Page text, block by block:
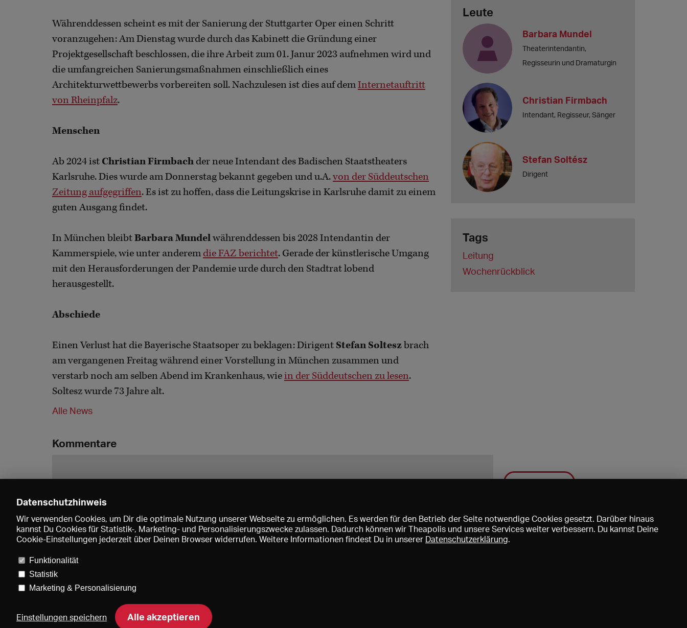
Währenddessen scheint es mit der Sanierung der Stuttgarter Oper einen Schritt
voranzugehen: Am Dienstag wurde durch das Kabinett die Gründung einer
Projektgesellschaft beschlossen, die ihre Arbeit zum 01. Janur 2023 aufnehmen wird und
die umfangreichen Sanierungsmaßnahmen einschließlich eines
Architekturwettbewerbs vorbereiten soll. Nachzulesen ist dies auf demInternetauftritt
von Rheinpfalz.
Menschen
Ab 2024 ist Christian Firmbach der neue Intendant des Badischen Staatstheaters
Karlsruhe. Dies wurde am Donnerstag bekannt gegeben und u.A.von der Süddeutschen
Zeitung aufgegriffen. Es ist zu hoffen, dass die Leitungskrise in Karlsruhe damit zu einem
guten Ausgang findet.
In München bleibtBarbara Mundelwährenddessen bis 2028 Intendantin der
Kammerspiele, wie unter anderem die FAZ berichtet. Gerade der künstlerische Umgang
mit den Herausforderungen der Pandemie urde durch den Stadtrat lobend
herausgestellt.
Abschiede
Einen Verlust hat die Bayerische Staatsoper zu beklagen: Dirigent Stefan Solteszbrach
am vergangenen Freitag während einer Vorstellung in München zusammen und
verstarb noch am selben Abend im Krankenhaus, wiein der Süddeutschen zu lesen.
Soltesz wurde 73 Jahre alt.
Alle News
Leute
Barbara Mundel
Theaterintendantin,
Regisseurin und Dramaturgin
Christian Firmbach
Intendant, Regisseur, Sänger
Stefan Soltész
Dirigent
Tags
Leitung
Wochenrückblick
Kommentare
Speichern
Datenschutzhinweis
Wir verwenden Cookies, um Dir die optimale Nutzung unserer Webseite zu ermöglichen. Es werden für den Betrieb der Seite notwendige Cookies gesetzt. Darüber hinaus
kannst Du Cookies für Statistik-, Marketing- und Personalisierungszwecke zulassen. Dadurch können wir Theapolis und unsere Services weiter verbessern. Du kannst Deine
Cookie-Einstellungen jederzeit über Deinen Browser widerrufen. Weitere Informationen findest Du in unserer Datenschutzerklärung.
Funktionalität
Statistik
Marketing & Personalisierung
Einstellungen speichern Alle akzeptieren